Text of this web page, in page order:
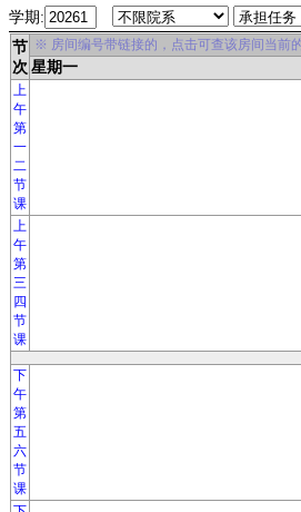
学期:
节
次
※ 房间编号带链接的，点击可查该房间当前
星期一
上
午
第
一
二
节
课
上
午
第
三
四
节
课
下
午
第
五
六
节
课